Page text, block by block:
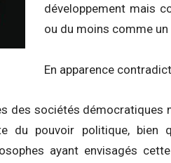
développement mais
ou du moins comme
En apparence
des sociétés démocratiques
du pouvoir politique, bien
ayant envisagés